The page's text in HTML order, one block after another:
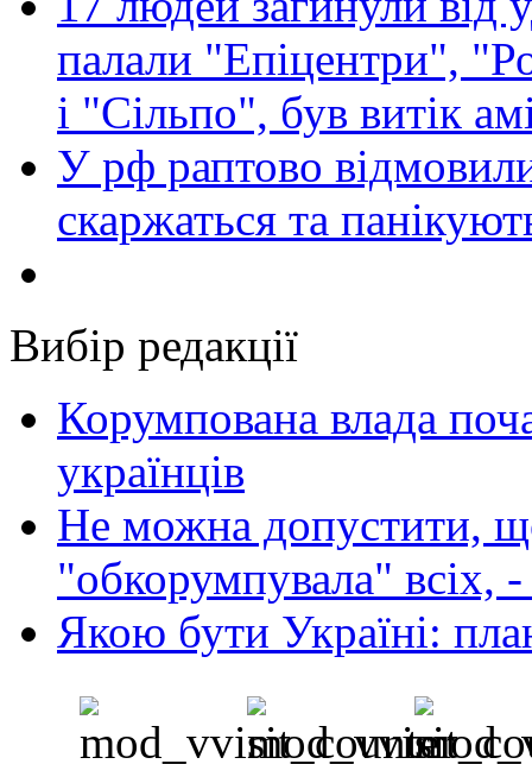
палали "Епіцентри",
і "Сільпо", був витік
У рф раптово
скаржаться та
Вибір редакції
Корумпована влада
українців
Не можна допустити,
"обкорумпувала" всіх,
Якою бути Україні: